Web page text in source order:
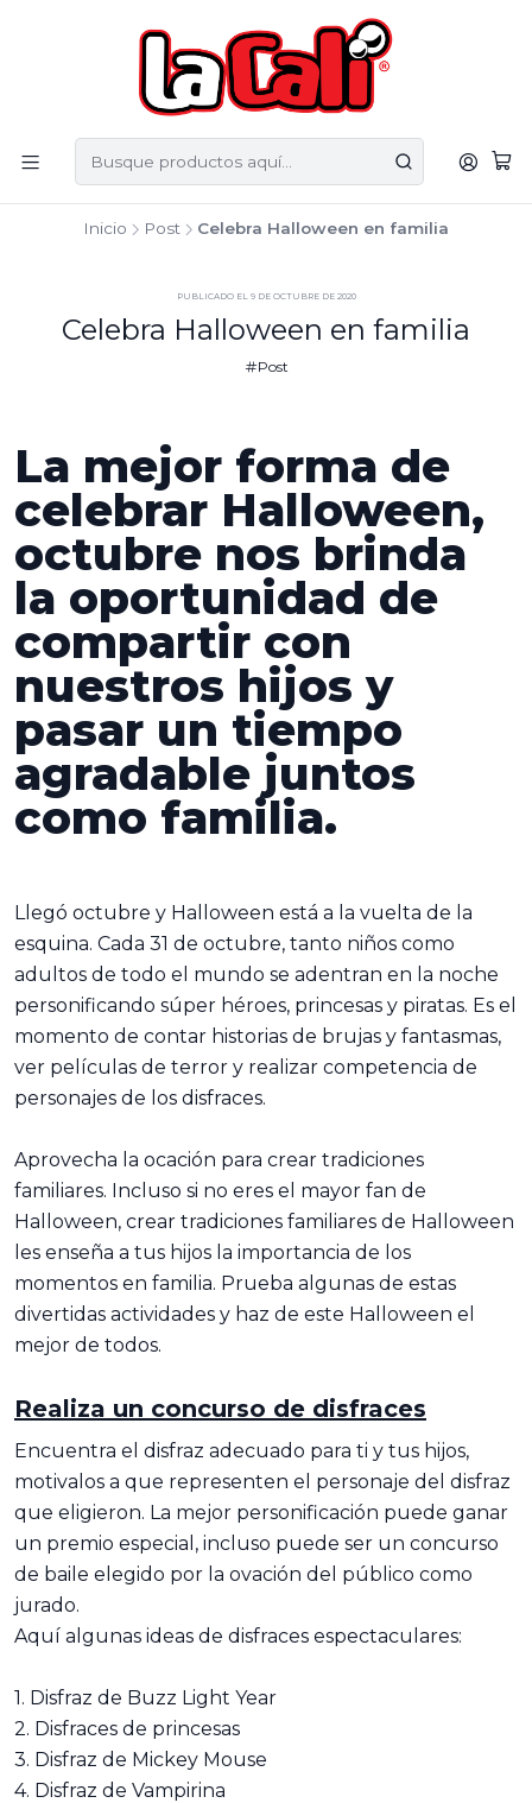
Inicio Post Celebra Halloween en familia
PUBLICADO EL 9 DE OCTUBRE DE 2020
Celebra Halloween en familia
Post
La mejor forma de
celebrar Halloween,
octubre nos brinda
la oportunidad de
compartir con
nuestros hijos y
pasar un tiempo
agradable juntos
como familia.
Llegó octubre y Halloween está a la vuelta de la
esquina. Cada 31 de octubre, tanto niños como
adultos de todo el mundo se adentran en la noche
personificando súper héroes, princesas y piratas. Es el
momento de contar historias de brujas y fantasmas,
ver películas de terror y realizar competencia de
personajes de los disfraces.
Aprovecha la ocación para crear tradiciones
familiares. Incluso si no eres el mayor fan de
Halloween, crear tradiciones familiares de Halloween
les enseña a tus hijos la importancia de los
momentos en familia. Prueba algunas de estas
divertidas actividades y haz de este Halloween el
mejor de todos.
Realiza un concurso de disfraces
Encuentra el disfraz adecuado para ti y tus hijos,
motivalos a que representen el personaje del disfraz
que eligieron. La mejor personificación puede ganar
un premio especial, incluso puede ser un concurso
de baile elegido por la ovación del público como
jurado.
Aquí algunas ideas de disfraces espectaculares:
1. Disfraz de Buzz Light Year
2. Disfraces de princesas
3. Disfraz de Mickey Mouse
4. Disfraz de Vampirina